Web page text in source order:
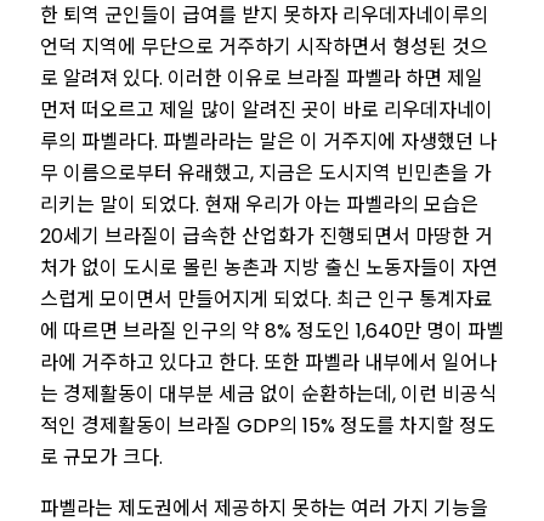
한 퇴역 군인들이 급여를 받지 못하자 리우데자네이루의
언덕 지역에 무단으로 거주하기 시작하면서 형성된 것으
로 알려져 있다. 이러한 이유로 브라질 파벨라 하면 제일
먼저 떠오르고 제일 많이 알려진 곳이 바로 리우데자네이
루의 파벨라다. 파벨라라는 말은 이 거주지에 자생했던 나
무 이름으로부터 유래했고, 지금은 도시지역 빈민촌을 가
리키는 말이 되었다. 현재 우리가 아는 파벨라의 모습은
20세기 브라질이 급속한 산업화가 진행되면서 마땅한 거
처가 없이 도시로 몰린 농촌과 지방 출신 노동자들이 자연
스럽게 모이면서 만들어지게 되었다. 최근 인구 통계자료
에 따르면 브라질 인구의 약 8% 정도인 1,640만 명이 파벨
라에 거주하고 있다고 한다. 또한 파벨라 내부에서 일어나
는 경제활동이 대부분 세금 없이 순환하는데, 이런 비공식
적인 경제활동이 브라질 GDP의 15% 정도를 차지할 정도
로 규모가 크다.
파벨라는 제도권에서 제공하지 못하는 여러 가지 기능을